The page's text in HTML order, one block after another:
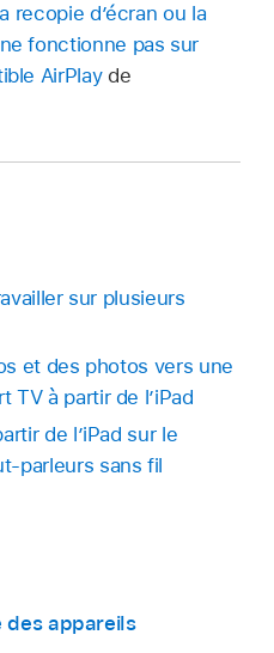
recopie d’écran ou la
fonctionne pas sur
AirPlayde
sur plusieurs
et des photos vers une
TV à partir de l’iPad
de l’iPad sur le
parleurs sans fil
des appareils